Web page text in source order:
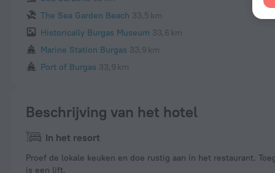
The Sea Garden Beach 33,5 km
Historically Burgas Museum 33,6 km
Marine Station Burgas 33,9 km
Port of Burgas 33,9 km
Beschrijving van het hotel
In het resort
Proef de lokale keuken en doe rustig aan in het restaurant.
is een lift.